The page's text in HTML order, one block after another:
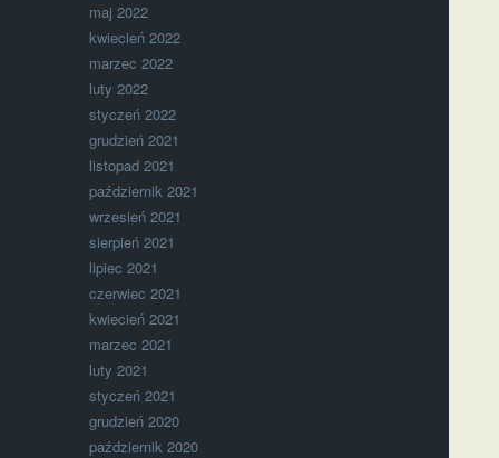
maj 2022
kwiecień 2022
marzec 2022
luty 2022
styczeń 2022
grudzień 2021
listopad 2021
październik 2021
wrzesień 2021
sierpień 2021
lipiec 2021
czerwiec 2021
kwiecień 2021
marzec 2021
luty 2021
styczeń 2021
grudzień 2020
październik 2020